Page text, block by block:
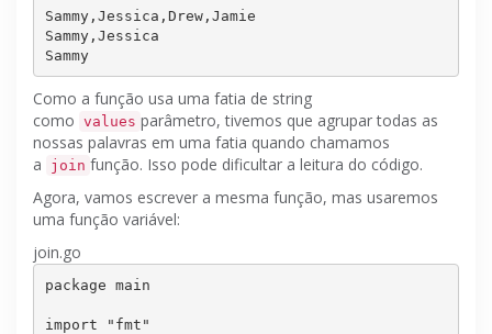
Sammy,Jessica,Drew,Jamie
Sammy,Jessica
Sammy
Como a função usa uma fatia de string
como values parâmetro, tivemos que agrupar todas as
nossas palavras em uma fatia quando chamamos
a
join função. Isso pode dificultar a leitura do código.
Agora, vamos escrever a mesma função, mas usaremos
uma função variável:
join.go
package main
import "fmt"